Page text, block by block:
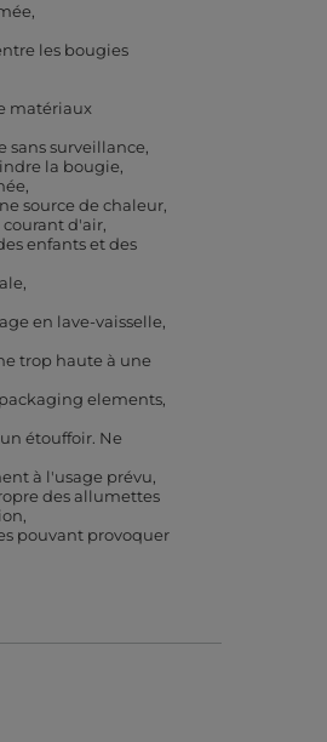
les bougies
matériaux
sans surveillance
la bougie
source de chaleur
courant d'air
enfants et des
en lave-vaisselle
trop haute à une
elements,
étouffoir. Ne
à l'usage prévu
des allumettes
pouvant provoquer